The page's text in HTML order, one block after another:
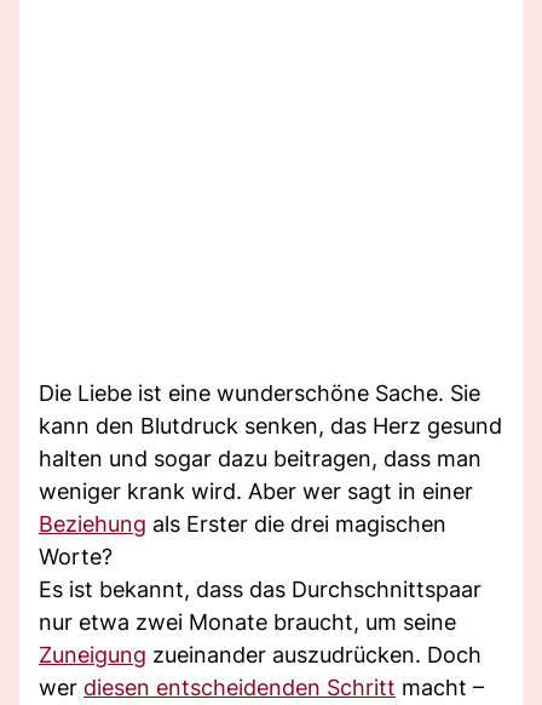
Die Liebe ist eine wunderschöne Sache. Sie
kann den Blutdruck senken, das Herz gesund
halten und sogar dazu beitragen, dass man
weniger krank wird. Aber wer sagt in einer
Beziehung als Erster die drei magischen
Worte?
Es ist bekannt, dass das Durchschnittspaar
nur etwa zwei Monate braucht, um seine
Zuneigung zueinander auszudrücken. Doch
wer diesen entscheidenden Schritt macht –